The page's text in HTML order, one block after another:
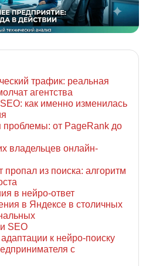
трафик: реальная
агентства
как именно изменилась
проблемы: от PageRank до
владельцев онлайн-
пропал из поиска: алгоритм
в нейро-ответ
в Яндексе в столичных
SEO
к нейро-поиску
с